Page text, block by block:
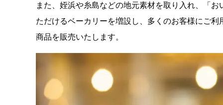
また、姪浜や糸島などの地元素材を取り入れ、「
ただけるベーカリーを増設し、多くのお客様にご
商品を販売いたします。